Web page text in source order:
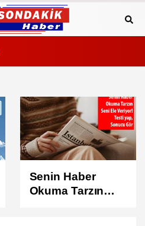
Çilek Dolunayı
Ruhsal Enerjinizi